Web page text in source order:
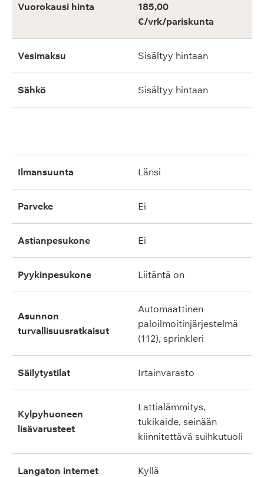
Vuorokausi hinta
185,00
€/vrk/pariskunta
Vesimaksu Sisältyy hintaan
Sähkö Sisältyy hintaan
ilmansuunta länsi
parveke ei
astianpesukone ei
pyykinpesukone liitäntä on
asunnon
turvallisuusratkaisut
automaattinen
paloilmoitinjärjestelmä
(112), sprinkleri
säilytystilat irtainvarasto
kylpyhuoneen
lisävarusteet
lattialämmitys,
tukikaide, seinään
kiinnitettävä suihkutuoli
langaton internet kyllä